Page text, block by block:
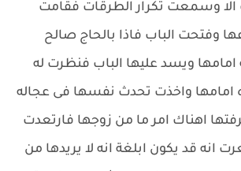
وسمعت تكرار الطرقات فقامت
وفتحت الباب فاذا بالحاج صالح
امامها ويسد عليها الباب فنظرت له
امامها واخذت تحدث نفسها فى عجاله
اهناك امر ما من زوجها فارتعدت
انه قد يكون ابلغة انه لا يريدها من